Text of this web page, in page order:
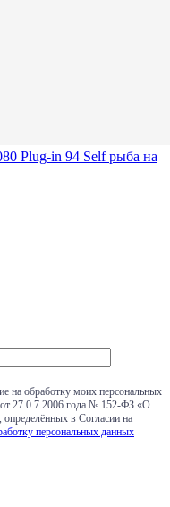
Plug-in 94 Self рыба на
на обработку моих персональных
от 27.0.7.2006 года № 152-ФЗ «О
в Согласии на
персональных данных